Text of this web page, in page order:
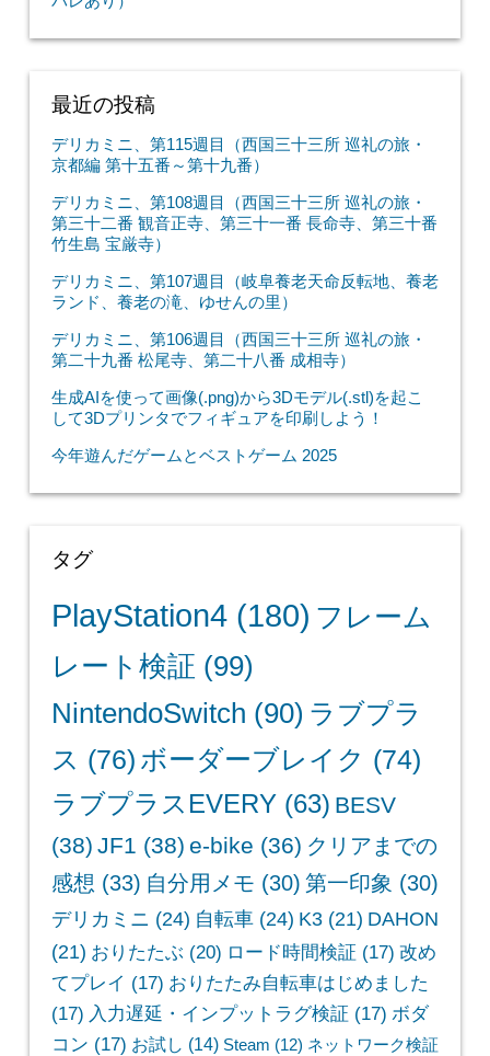
最近の投稿
デリカミニ、第115週目（西国三十三所 巡礼の旅・
京都編 第十五番～第十九番）
デリカミニ、第108週目（西国三十三所 巡礼の旅・
第三十二番 観音正寺、第三十一番 長命寺、第三十番
竹生島 宝厳寺）
デリカミニ、第107週目（岐阜養老天命反転地、養老
ランド、養老の滝、ゆせんの里）
デリカミニ、第106週目（西国三十三所 巡礼の旅・
第二十九番 松尾寺、第二十八番 成相寺）
生成AIを使って画像(.png)から3Dモデル(.stl)を起こ
して3Dプリンタでフィギュアを印刷しよう！
今年遊んだゲームとベストゲーム 2025
タグ
PlayStation4(180) フレーム
レート検証 (99)
NintendoSwitch (90) ラブプラ
ス (76) ボーダーブレイク (74)
ラブプラスEVERY(63) BESV
(38) JF1 (38) e-bike (36) クリアまでの
感想 (33) 自分用メモ (30) 第一印象 (30)
デリカミニ (24) 自転車(24) K3(21) DAHON
(21) おりたたぶ (20) ロード時間検証 (17) 改め
てプレイ (17) おりたたみ自転車はじめました
(17) 入力遅延・インプットラグ検証 (17) ボダ
コン (17) お試し (14) Steam (12) ネットワーク検証